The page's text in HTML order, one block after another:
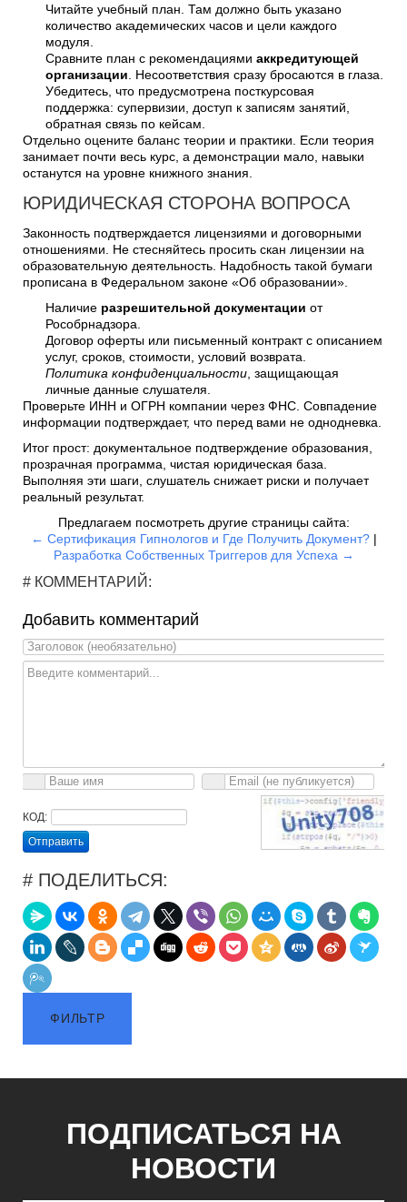
Читайте учебный план. Там должно быть указано
количество академических часов и цели каждого
модуля.
Сравните план с рекомендациями аккредитующей
организации . Несоответствия сразу бросаются в глаза.
Убедитесь, что предусмотрена посткурсовая
поддержка: супервизии, доступ к записям занятий,
обратная связь по кейсам.
Отдельно оцените баланс теории и практики. Если теория
занимает почти весь курс, а демонстрации мало, навыки
останутся на уровне книжного знания.
ЮРИДИЧЕСКАЯ СТОРОНА ВОПРОСА
Законность подтверждается лицензиями и договорными
отношениями. Не стесняйтесь просить скан лицензии на
образовательную деятельность. Надобность такой бумаги
прописана в Федеральном законе «Об образовании».
Наличие разрешительной документации от
Рособрнадзора.
Договор оферты или письменный контракт с описанием
услуг, сроков, стоимости, условий возврата.
Политика конфиденциальности , защищающая
личные данные слушателя.
Проверьте ИНН и ОГРН компании через ФНС. Совпадение
информации подтверждает, что перед вами не однодневка.
Итог прост: документальное подтверждение образования,
прозрачная программа, чистая юридическая база.
Выполняя эти шаги, слушатель снижает риски и получает
реальный результат.
Предлагаем посмотреть другие страницы сайта:
← Сертификация Гипнологов и Где Получить Документ?|
Разработка Собственных Триггеров для Успеха →
# КОММЕНТАРИЙ:
Добавить комментарий
КОД:
Отправить
# ПОДЕЛИТЬСЯ:
ФИЛЬТР
ПОДПИСАТЬСЯ НА
НОВОСТИ